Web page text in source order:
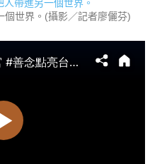
個世界。(攝影／記者廖儷芬)